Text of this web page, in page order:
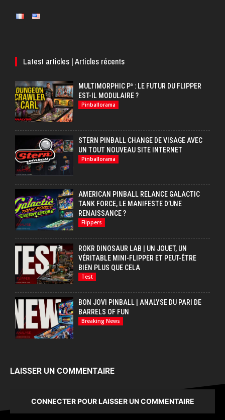
Latest articles | Articles récents
MULTIMORPHIC P³ : LE FUTUR DU FLIPPER
EST-IL MODULAIRE ?
Pinballorama
STERN PINBALL CHANGE DE VISAGE AVEC
UN TOUT NOUVEAU SITE INTERNET
Pinballorama
AMERICAN PINBALL RELANCE GALACTIC
TANK FORCE, LE MANIFESTE D’UNE
RENAISSANCE ?
Flippers
ROKR DINOSAUR LAB | UN JOUET, UN
VÉRITABLE MINI-FLIPPER ET PEUT-ÊTRE
BIEN PLUS QUE CELA
Test
BON JOVI PINBALL | ANALYSE DU PARI DE
BARRELS OF FUN
Breaking News
LAISSER UN COMMENTAIRE
CONNECTER POUR LAISSER UN COMMENTAIRE